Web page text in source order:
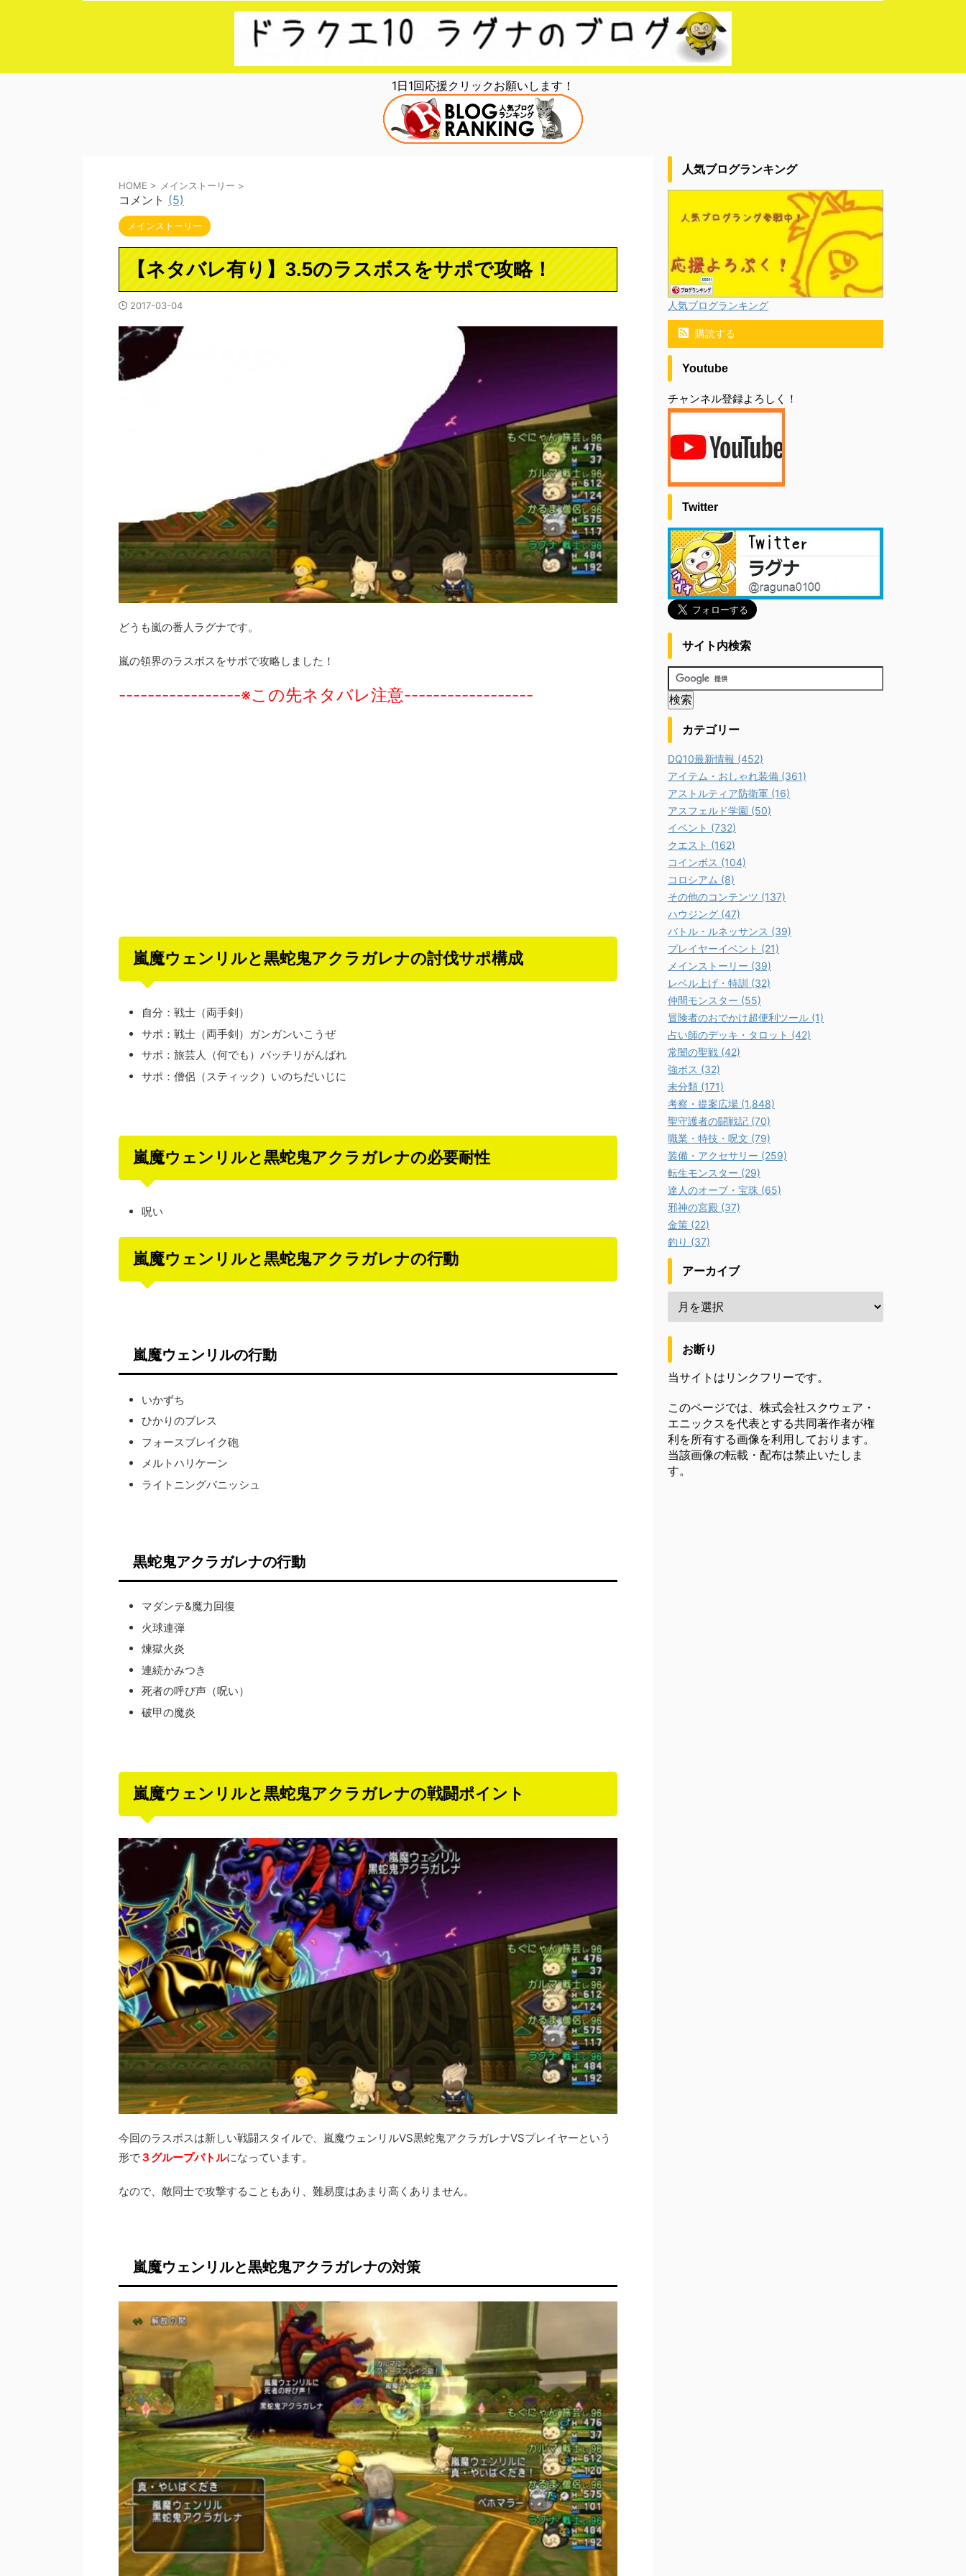
1日1回応援クリックお願いします！
HOME > メインストーリー >
コメント (5)
メインストーリー
【ネタバレ有り】3.5のラスボスをサポで攻略！
2017-03-04
どうも嵐の番人ラグナです。
嵐の領界のラスボスをサポで攻略しました！
-----------------※この先ネタバレ注意------------------
嵐魔ウェンリルと黒蛇鬼アクラガレナの討伐サポ構成
自分：戦士（両手剣）
サポ：戦士（両手剣）ガンガンいこうぜ
サポ：旅芸人（何でも）バッチリがんばれ
サポ：僧侶（スティック）いのちだいじに
嵐魔ウェンリルと黒蛇鬼アクラガレナの必要耐性
呪い
嵐魔ウェンリルと黒蛇鬼アクラガレナの行動
嵐魔ウェンリルの行動
いかずち
ひかりのブレス
フォースブレイク砲
メルトハリケーン
ライトニングバニッシュ
黒蛇鬼アクラガレナの行動
マダンテ&魔力回復
火球連弾
煉獄火炎
連続かみつき
死者の呼び声（呪い）
破甲の魔炎
嵐魔ウェンリルと黒蛇鬼アクラガレナの戦闘ポイント
今回のラスボスは新しい戦闘スタイルで、嵐魔ウェンリルVS黒蛇鬼アクラガレナVSプレイヤーという
形で３グループバトルになっています。
なので、敵同士で攻撃することもあり、難易度はあまり高くありません。
嵐魔ウェンリルと黒蛇鬼アクラガレナの対策
人気ブログランキング
人気ブログランキング
購読する
Youtube
チャンネル登録よろしく！
Twitter
サイト内検索
カテゴリー
DQ10最新情報 (452)
アイテム・おしゃれ装備 (361)
アストルティア防衛軍 (16)
アスフェルド学園 (50)
イベント (732)
クエスト (162)
コインボス (104)
コロシアム (8)
その他のコンテンツ (137)
ハウジング (47)
バトル・ルネッサンス (39)
プレイヤーイベント (21)
メインストーリー (39)
レベル上げ・特訓 (32)
仲間モンスター (55)
冒険者のおでかけ超便利ツール (1)
占い師のデッキ・タロット (42)
常闇の聖戦 (42)
強ボス (32)
未分類 (171)
考察・提案広場 (1,848)
聖守護者の闘戦記 (70)
職業・特技・呪文 (79)
装備・アクセサリー (259)
転生モンスター (29)
達人のオーブ・宝珠 (65)
邪神の宮殿 (37)
金策 (22)
釣り (37)
アーカイブ
お断り
当サイトはリンクフリーです。
このページでは、株式会社スクウェア・
エニックスを代表とする共同著作者が権
利を所有する画像を利用しております。
当該画像の転載・配布は禁止いたしま
す。